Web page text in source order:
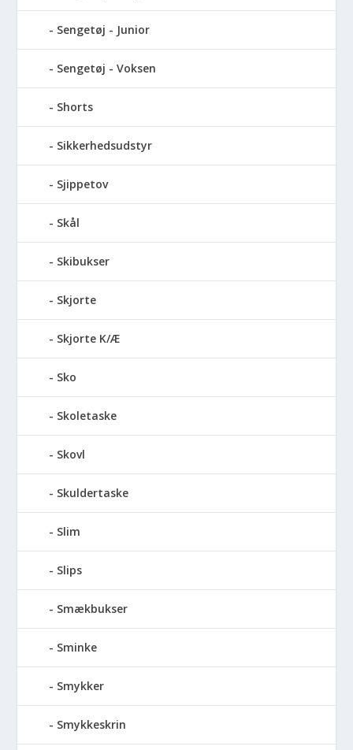
Sengetøj - Junior
Sengetøj - Voksen
Shorts
Sikkerhedsudstyr
Sjippetov
Skål
Skibukser
Skjorte
Skjorte K/Æ
Sko
Skoletaske
Skovl
Skuldertaske
Slim
Slips
Smækbukser
Sminke
Smykker
Smykkeskrin